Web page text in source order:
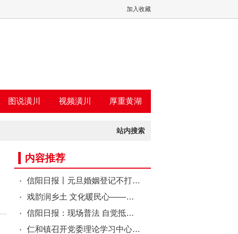
加入收藏
图说潢川 视频潢川 厚重黄湖
站内搜索
内容推荐
信阳日报丨元旦婚姻登记不打…
戏韵润乡土 文化暖民心——…
信阳日报：现场普法 自觉抵…
仁和镇召开党委理论学习中心…